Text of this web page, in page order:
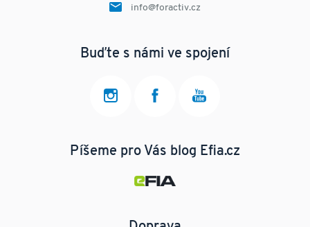
info@foractiv.cz
Buďte s námi ve spojení
Píšeme pro Vás blog Efia.cz